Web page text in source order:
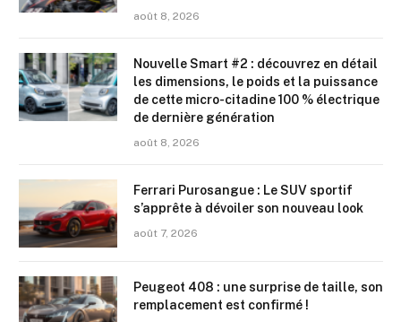
août 8, 2026
Nouvelle Smart #2 : découvrez en détail
les dimensions, le poids et la puissance
de cette micro-citadine 100 % électrique
de dernière génération
août 8, 2026
Ferrari Purosangue : Le SUV sportif
s’apprête à dévoiler son nouveau look
août 7, 2026
Peugeot 408 : une surprise de taille, son
remplacement est confirmé !